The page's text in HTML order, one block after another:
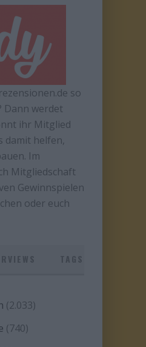
so
Dann werdet
ihr Mitglied
damit helfen,
Im
Mitgliedschaft
Gewinnspielen
oder euch
(2.033)
(740)